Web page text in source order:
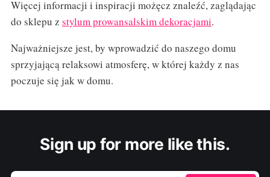
Więcej informacji i inspiracji możęcz znaleźć, zaglądając
do sklepu z stylum prowansalskim dekoracjami.
Najważniejsze jest, by wprowadzić do naszego domu
sprzyjającą relaksowi atmosferę, w której każdy z nas
poczuje się jak w domu.
Sign up for more like this.